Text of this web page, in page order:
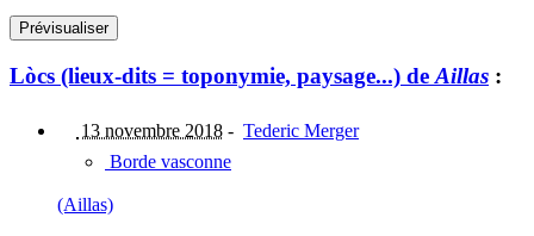
Lòcs (lieux-dits = toponymie, paysage...) de Aillas :
13 novembre 2018 - Tederic Merger
Borde vasconne
(Aillas)